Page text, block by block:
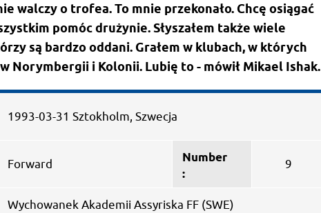
walczy o trofea. To mnie przekonało. Chcę osiągać
pomóc drużynie. Słyszałem także wiele
są bardzo oddani. Grałem w klubach, w których
Norymbergii i Kolonii. Lubię to - mówił Mikael Ishak.
1993-03-31 Sztokholm, Szwecja
Forward
Number
:
9
Wychowanek Akademii Assyriska FF (SWE)